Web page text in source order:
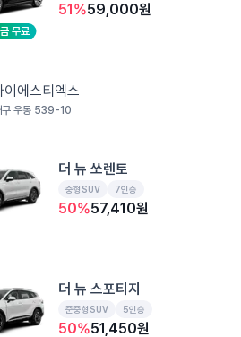
무료
51%59,000원
이에스티엑스
구 우동 539-10
더 뉴 쏘렌토
중형SUV 7인승
50%57,410원
더 뉴 스포티지
준중형SUV 5인승
50%51,450원